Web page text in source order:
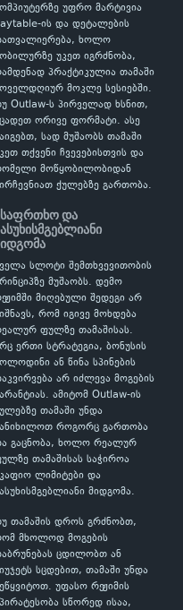
უფრო მარტივია
ის და დეტალების
ხოლო
უკეთ იგრძნობა,
პრაქტიკულია თამაში
მოკლე სესიებში.
Outlaw-ს პირველად ხსნით,
ორივე ფორმატი. ასე
სად მუშაობს თამაში
თქვენი ჩვევებისთვის და
მოწყობილობიდან
ქულებზე გართობა.
და
სლოტი შემთხვევითობის
მუშაობს. დემო
მიღებული შედეგი არ
რომ იგივე მოხდება
ფულზე თამაშისას.
ერთი სტრატეგია, ბონუსის
ან წინა სპინების
არ იძლევა მოგების
ამიტომ Outlaw-ის
თამაში უნდა
როგორც გართობა
გაცნობა, ხოლო რეალურ
თამაშისას საჭიროა
ლიმიტები და
მიდგომა.
თამაშის დროს გრძნობთ,
მხოლოდ მოგების
ცდილობთ ან
სცდებით, თამაში უნდა
უფასო რეჟიმის
სწორედ ისაა,